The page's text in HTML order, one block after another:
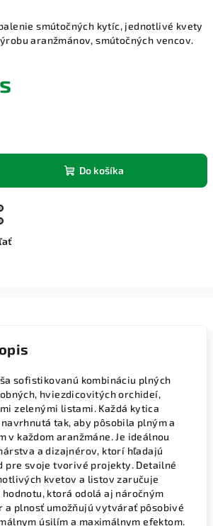
smútočných kytíc, jednotlivé kvety
aranžmánov, smútočných vencov.
Do košíka
sofistikovanú kombináciu plných
hviezdicovitých orchideí,
zelenými listami. Každá kytica
tak, aby pôsobila plným a
v každom aranžmáne. Je ideálnou
a dizajnérov, ktorí hľadajú
pre svoje tvorivé projekty. Detailné
kvetov a listov zaručuje
ktorá odolá aj náročným
a plnosť umožňujú vytvárať pôsobivé
úsilím a maximálnym efektom.